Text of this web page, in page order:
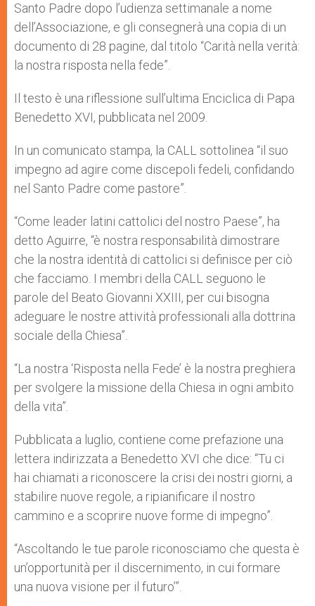
Santo Padre dopo l’udienza settimanale a nome
dell’Associazione, e gli consegnerà una copia di un
documento di 28 pagine, dal titolo “Carità nella verità:
la nostra risposta nella fede”.
Il testo è una riflessione sull’ultima Enciclica di Papa
Benedetto XVI, pubblicata nel 2009.
In un comunicato stampa, la CALL sottolinea “il suo
impegno ad agire come discepoli fedeli, confidando
nel Santo Padre come pastore”.
“Come leader latini cattolici del nostro Paese”, ha
detto Aguirre, “è nostra responsabilità dimostrare
che la nostra identità di cattolici si definisce per ciò
che facciamo. I membri della CALL seguono le
parole del Beato Giovanni XXIII, per cui bisogna
adeguare le nostre attività professionali alla dottrina
sociale della Chiesa”.
“La nostra ‘Risposta nella Fede’ è la nostra preghiera
per svolgere la missione della Chiesa in ogni ambito
della vita”.
Pubblicata a luglio, contiene come prefazione una
lettera indirizzata a Benedetto XVI che dice: “Tu ci
hai chiamati a riconoscere la crisi dei nostri giorni, a
stabilire nuove regole, a ripianificare il nostro
cammino e a scoprire nuove forme di impegno”.
“Ascoltando le tue parole riconosciamo che questa è
un’opportunità per il discernimento, in cui formare
una nuova visione per il futuro’”.